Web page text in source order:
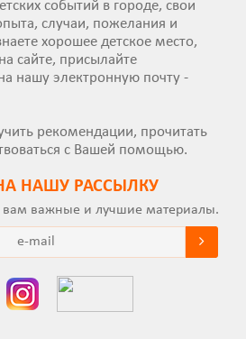
событий в городе, свои
случаи, пожелания и
хорошее детское место,
сайте, присылайте
нашу электронную почту -
рекомендации, прочитать
с Вашей помощью.
НАШУ РАССЫЛКУ
важные и лучшие материалы.